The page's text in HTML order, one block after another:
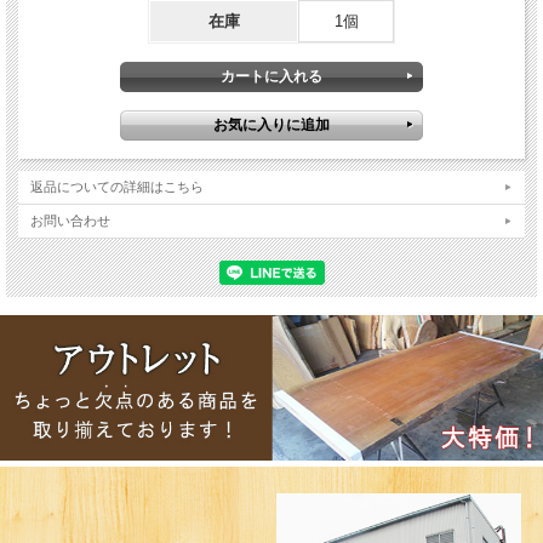
在庫 1個
返品についての詳細はこちら
お問い合わせ